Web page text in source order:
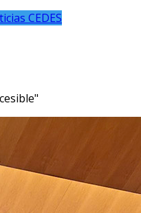
CEDES